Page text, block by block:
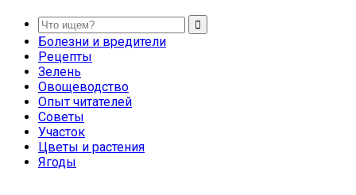
Болезни и вредители
Рецепты
Зелень
Овощеводство
Опыт читателей
Советы
Участок
Цветы и растения
Ягоды